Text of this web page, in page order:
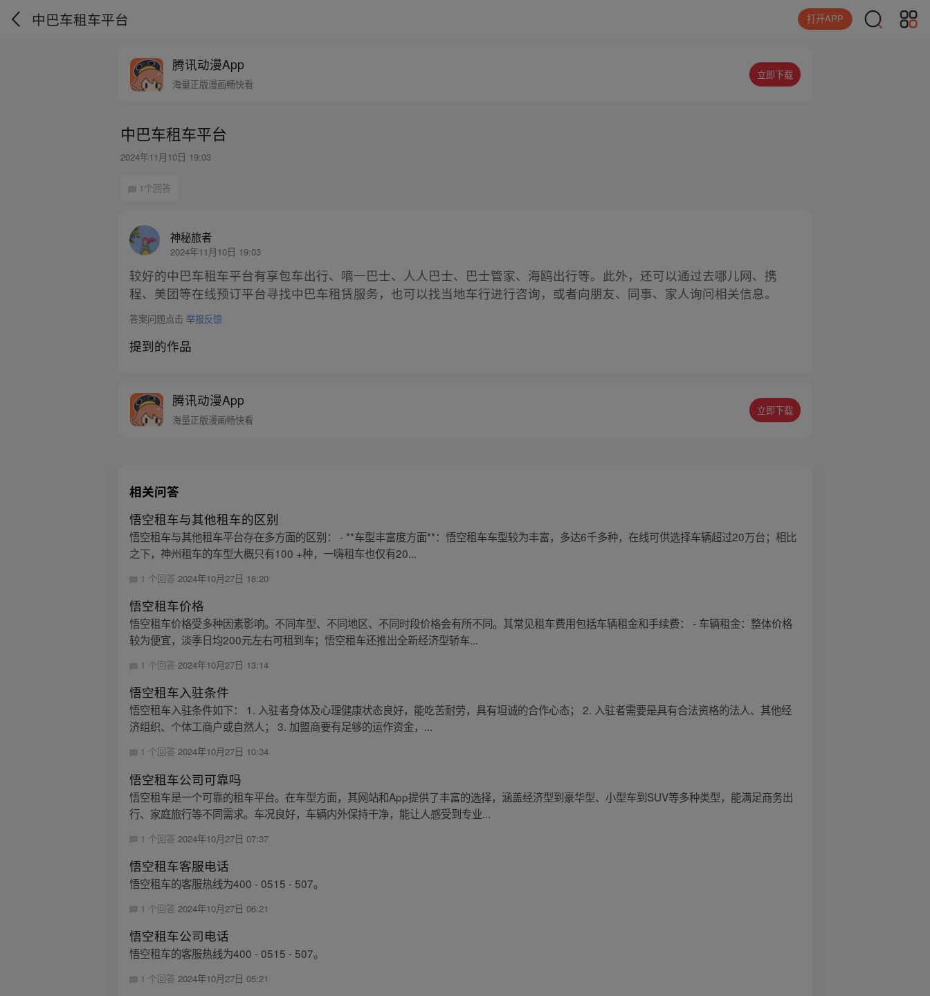
中巴车租车平台 打开APP
腾讯动漫App
海量正版漫画畅快看
立即下载
中巴车租车平台
2024年11月10日 19:03
1个回答
神秘旅者
2024年11月10日 19:03
较好的中巴车租车平台有享包车出行、嘀一巴士、人人巴士、巴士管家、海鸥出行等。此外，还可以通过去哪儿网、携
程、美团等在线预订平台寻找中巴车租赁服务，也可以找当地车行进行咨询，或者向朋友、同事、家人询问相关信息。
答案问题点击举报反馈
提到的作品
腾讯动漫App
海量正版漫画畅快看
立即下载
相关问答
悟空租车与其他租车的区别
悟空租车与其他租车平台存在多方面的区别： - **车型丰富度方面**：悟空租车车型较为丰富，多达6千多种，在线可供选择车辆超过20万台；相比
之下，神州租车的车型大概只有100 +种，一嗨租车也仅有20...
1 个回答2024年10月27日 18:20
悟空租车价格
悟空租车价格受多种因素影响。不同车型、不同地区、不同时段价格会有所不同。其常见租车费用包括车辆租金和手续费： - 车辆租金：整体价格
较为便宜，淡季日均200元左右可租到车；悟空租车还推出全新经济型轿车...
1 个回答2024年10月27日 13:14
悟空租车入驻条件
悟空租车入驻条件如下： 1. 入驻者身体及心理健康状态良好，能吃苦耐劳，具有坦诚的合作心态； 2. 入驻者需要是具有合法资格的法人、其他经
济组织、个体工商户或自然人； 3. 加盟商要有足够的运作资金，...
1 个回答2024年10月27日 10:34
悟空租车公司可靠吗
悟空租车是一个可靠的租车平台。在车型方面，其网站和App提供了丰富的选择，涵盖经济型到豪华型、小型车到SUV等多种类型，能满足商务出
行、家庭旅行等不同需求。车况良好，车辆内外保持干净，能让人感受到专业...
1 个回答 2024年10月27日 07:37
悟空租车客服电话
悟空租车的客服热线为400 - 0515 - 507。
1 个回答 2024年10月27日 06:21
悟空租车公司电话
悟空租车的客服热线为400 - 0515 - 507。
1 个回答2024年10月27日 05:21